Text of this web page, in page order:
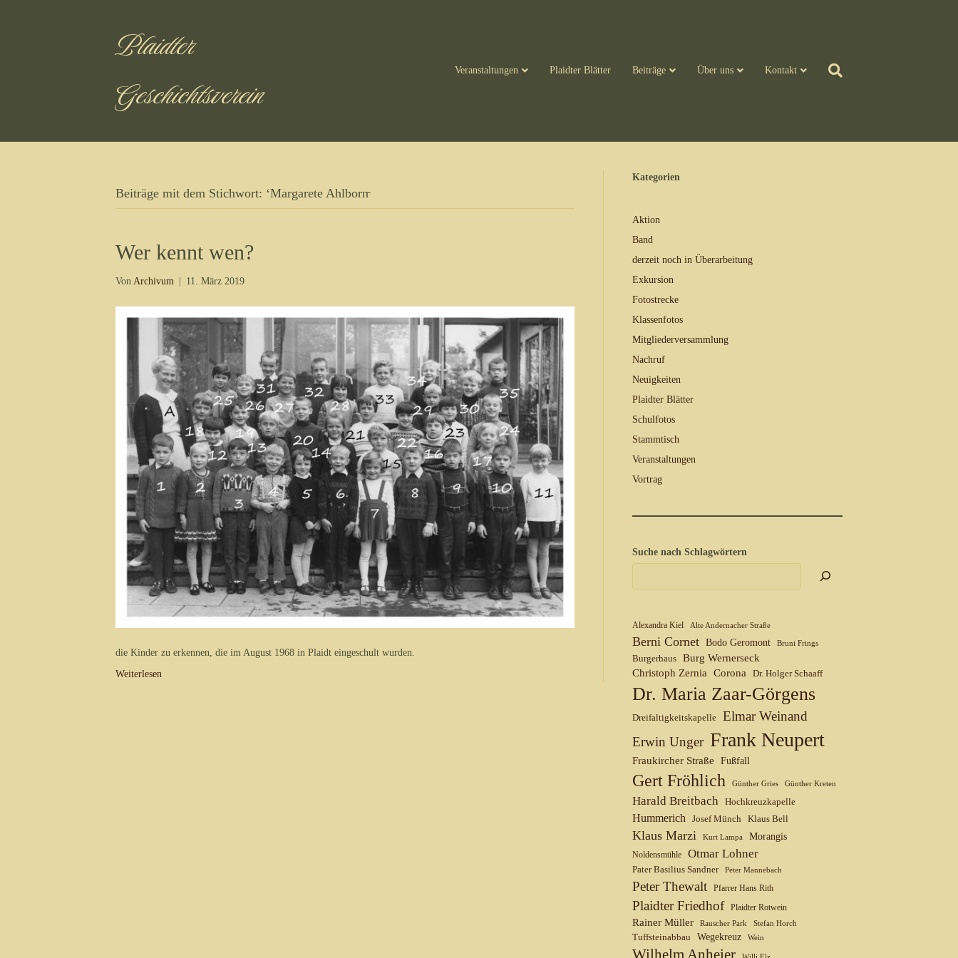
Plaidter
Geschichtsverein
Veranstaltungen Plaidter Blätter Beiträge Über uns Kontakt
Beiträge mit dem Stichwort: ‘Margarete Ahlborn̵
Wer kennt wen?
Von Archivum 11. März 2019
die Kinder zu erkennen, die im August 1968 in Plaidt eingeschult wurden.
Weiterlesen
Kategorien
Aktion
Band
derzeit noch in Überarbeitung
Exkursion
Fotostrecke
Klassenfotos
Mitgliederversammlung
Nachruf
Neuigkeiten
Plaidter Blätter
Schulfotos
Stammtisch
Veranstaltungen
Vortrag
Suche nach Schlagwörtern
Alexandra Kiel Alte Andernacher Straße
Berni Cornet Bodo Geromont Bruni Frings
Burgerhaus Burg Wernerseck
Christoph Zernia
Corona Dr. Holger Schaaff
Dr. Maria Zaar-Görgens
Dreifaltigkeitskapelle Elmar Weinand
Erwin Unger Frank Neupert
Fraukircher Straße Fußfall
Gert Fröhlich Günther Gries Günther Kreten
Harald Breitbach Hochkreuzkapelle
Hummerich Josef Münch Klaus Bell
Klaus Marzi Kurt Lampa Morangis
Noldensmühle Otmar Lohner
Pater Basilius Sandner Peter Mannebach
Peter Thewalt Pfarrer Hans Rith
Plaidter Friedhof Plaidter Rotwein
Rainer Müller Rauscher Park Stefan Horch
Tuffsteinabbau Wegekreuz Wein
Wilhelm Anheier